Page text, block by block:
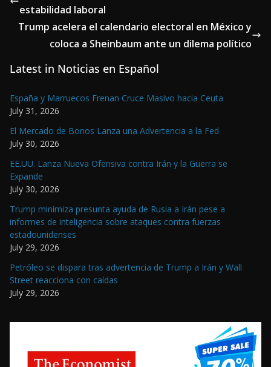
estabilidad laboral
Trump acelera el calendario electoral en México y
coloca a Sheinbaum ante un dilema político
Latest in Noticias en Español
España y Marruecos Frenan Cruce Masivo hacia Ceuta
July 31, 2026
El Mercado de Bonos Lanza una Advertencia a la Fed
July 30, 2026
EE.UU. Lanza Nueva Ofensiva contra Irán y la Guerra se
Expande
July 30, 2026
Trump minimiza presunta ayuda de Rusia a Irán pese a
informes de inteligencia sobre ataques contra fuerzas
estadounidenses
July 29, 2026
Petróleo se dispara tras advertencia de Trump a Irán y Wall
Street reacciona con caídas
July 29, 2026